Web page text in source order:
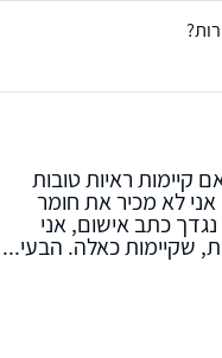
קיימות ראיות טובות
לא מכיר את חומר
כתב אישום, אני
שקיימות כאלה. הבעי...